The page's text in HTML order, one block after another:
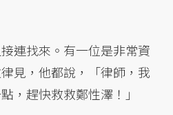
連找來。有一位是非常資
見，他都說，「律師，我
，趕快救救鄭性澤！」